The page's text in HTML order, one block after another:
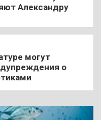
Александру
могут
о